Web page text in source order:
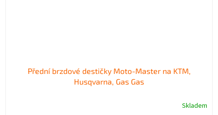
Přední brzdové destičky Moto-Master na KTM,
Husqvarna, Gas Gas
Skladem